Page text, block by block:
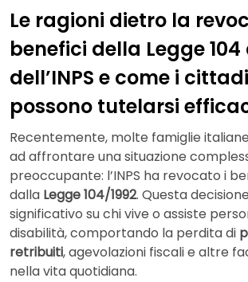
Le ragioni dietro la
benefici della Legge
dell’INPS e come i
possono tutelarsi
Recentemente, molte famiglie
ad affrontare una situazione
preoccupante: l’INPS ha revocato i
dalla Legge 104/1992. Questa
significativo su chi vive o assiste
disabilità, comportando la perdita di
retribuiti, agevolazioni fiscali e altre
nella vita quotidiana.